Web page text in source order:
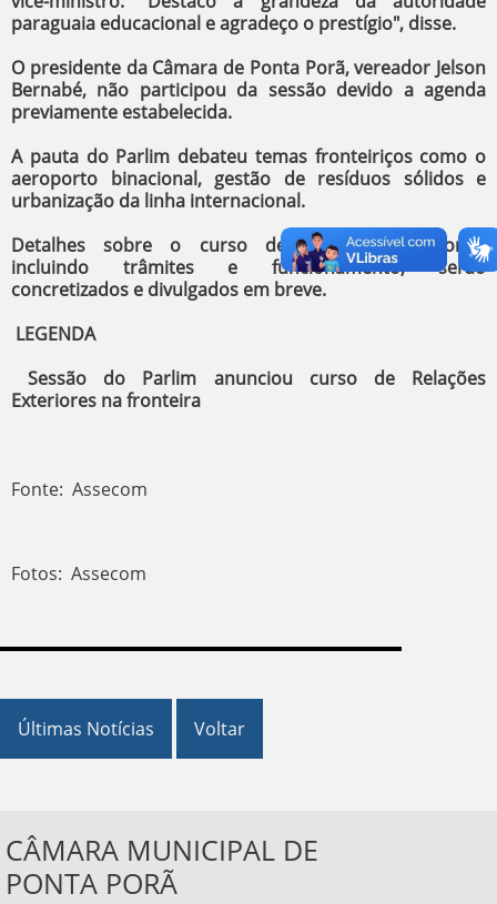
paraguaia educacional e agradeço o prestígio", disse.
O presidente da Câmara de Ponta Porã, vereador Jelson
Bernabé, não participou da sessão devido a agenda
previamente estabelecida.
A pauta do Parlim debateu temas fronteiriços como o
aeroporto binacional, gestão de resíduos sólidos e
urbanização da linha internacional.
Detalhes sobre o curso de Relações Exteriores,
incluindo trâmites e funcionamento, serão
concretizados e divulgados em breve.
LEGENDA
Sessão do Parlim anunciou curso de Relações
Exteriores na fronteira
Fonte: Assecom
Fotos: Assecom
Últimas Notícias Voltar
CÂMARA MUNICIPAL DE
PONTA PORÃ